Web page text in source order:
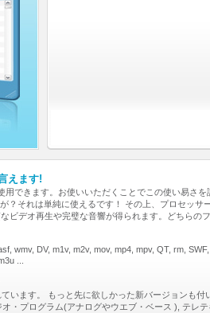
えます!
できます。お使いいただくことでこの使い易さを
？それは単純に使えるです！ その上、プロセッサ
ビデオ再生や完璧な音響が得られます。どちらの
wmv, DV, m1v, m2v, mov, mp4, mpv, QT, rm, SWF,
...
います。 もっと先に欲しかった新バージョンも付
・プログラム(アナログやウエブ・ベース ), テレテ